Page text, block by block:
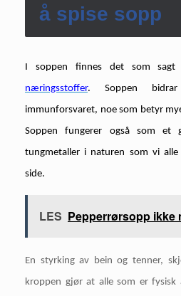
å spise sopp
I soppen finnes det som
næringsstoffer. Soppen
immunforsvaret, noe som betyr
Soppen fungerer også som et
tungmetaller i naturen som vi
side.
LES Pepperrørsopp ikke
En styrking av bein og tenner,
kroppen gjør at alle som er